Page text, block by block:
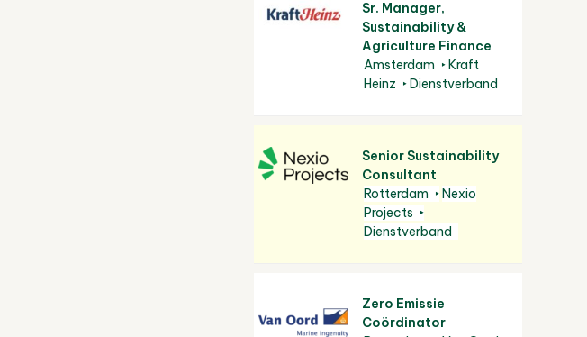
Sr. Manager,
Sustainability &
Agriculture Finance
Amsterdam
Kraft
Heinz
Dienstverband
Senior Sustainability
Consultant
Rotterdam
Nexio
Projects
Dienstverband
Zero Emissie
Coördinator